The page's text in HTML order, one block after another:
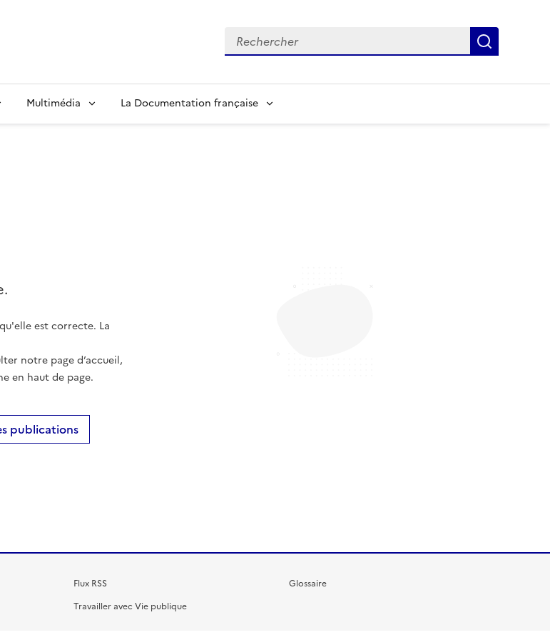
Recherche
Multimédia La Documentation française
est correcte. La
notre page d’accueil,
en haut de page.
publications
Flux RSS
Travailler avec Vie publique
Glossaire